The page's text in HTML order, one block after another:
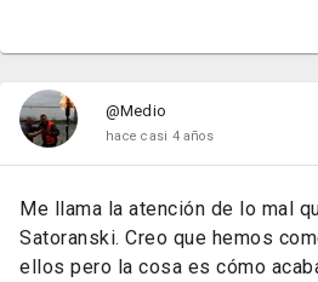
@Medio
hace casi 4 años
Me llama la atención de lo mal
Satoranski. Creo que hemos
ellos pero la cosa es cómo